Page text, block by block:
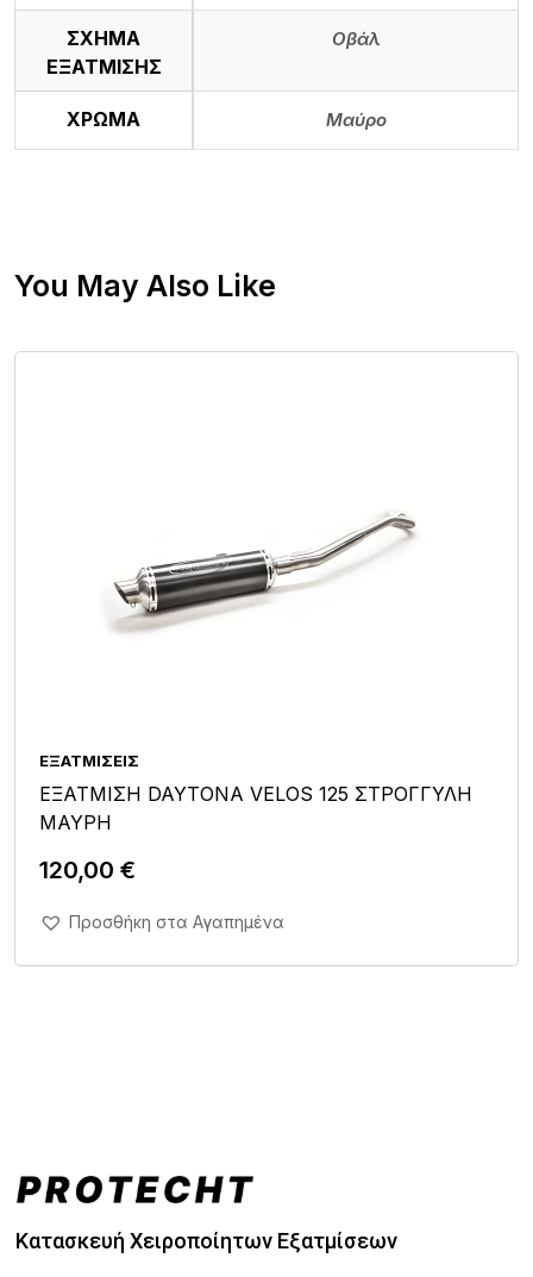
ΣΧΗΜΑ
ΕΞΑΤΜΙΣΗΣ
Οβάλ
ΧΡΩΜΑ Μαύρο
You May Also Like
ΕΞΑΤΜΊΣΕΙΣ
ΕΞΑΤΜΙΣΗ DAYTONA VELOS 125 ΣΤΡΟΓΓΥΛΗ
ΜΑΥΡΗ
120,00 €
Άμεση Αγορά Σε 1'
Προσθήκη στα Αγαπημένα
Κατασκευή Χειροποίητων Εξατμίσεων